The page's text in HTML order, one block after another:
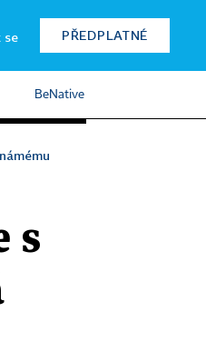
se PŘEDPLATNÉ
BeNative
s